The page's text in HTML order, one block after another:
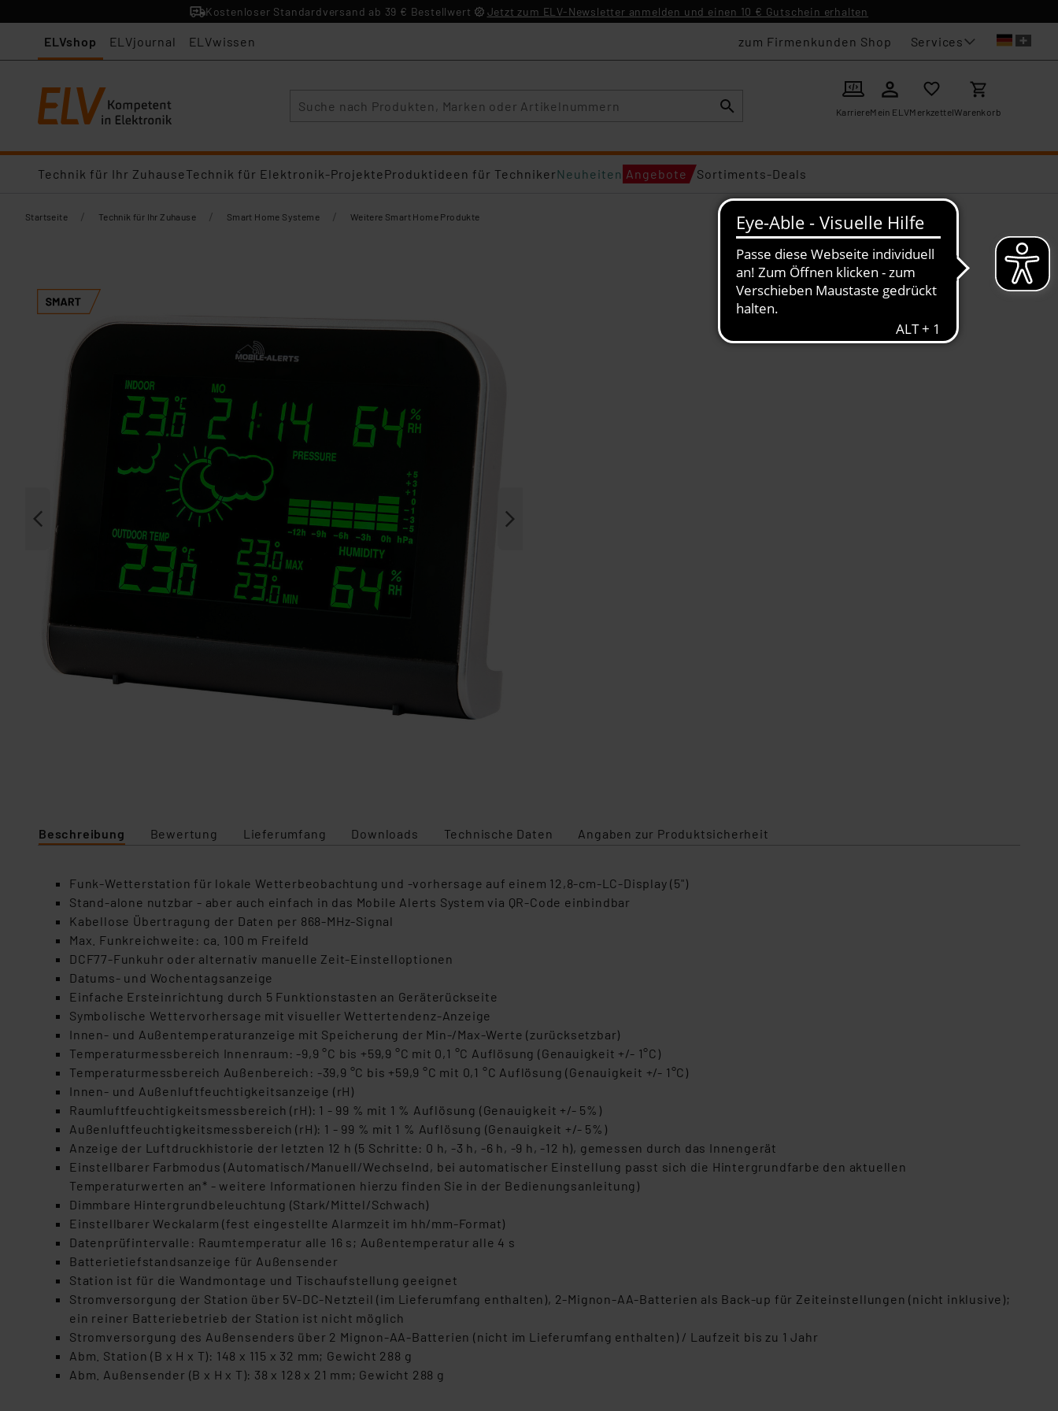
Kostenloser Standardversand ab 39 € Bestellwert Jetzt zum ELV-Newsletter anmelden und einen 10 € Gutschein erhalten
ELVshop ELVjournal ELVwissen zum Firmenkunden Shop Services
KarriereMein ELVMerkzettelWarenkorb
Technik für Ihr ZuhauseTechnik für Elektronik-ProjekteProduktideen für TechnikerNeuheiten Angebote Sortiments-Deals
Startseite / Technik für Ihr Zuhause / Smart Home Systeme / Weitere Smart Home Produkte
Beschreibung Bewertung Lieferumfang Downloads Technische Daten Angaben zur Produktsicherheit
Funk-Wetterstation für lokale Wetterbeobachtung und -vorhersage auf einem 12,8-cm-LC-Display (5")
Stand-alone nutzbar - aber auch einfach in das Mobile Alerts System via QR-Code einbindbar
Kabellose Übertragung der Daten per 868-MHz-Signal
Max. Funkreichweite: ca. 100 m Freifeld
DCF77-Funkuhr oder alternativ manuelle Zeit-Einstelloptionen
Datums- und Wochentagsanzeige
Einfache Ersteinrichtung durch 5 Funktionstasten an Geräterückseite
Symbolische Wettervorhersage mit visueller Wettertendenz-Anzeige
Innen- und Außentemperaturanzeige mit Speicherung der Min-/Max-Werte (zurücksetzbar)
Temperaturmessbereich Innenraum: -9,9 °C bis +59,9 °C mit 0,1 °C Auflösung (Genauigkeit +/- 1°C)
Temperaturmessbereich Außenbereich: -39,9 °C bis +59,9 °C mit 0,1 °C Auflösung (Genauigkeit +/- 1°C)
Innen- und Außenluftfeuchtigkeitsanzeige (rH)
Raumluftfeuchtigkeitsmessbereich (rH): 1 - 99 % mit 1 % Auflösung (Genauigkeit +/- 5%)
Außenluftfeuchtigkeitsmessbereich (rH): 1 - 99 % mit 1 % Auflösung (Genauigkeit +/- 5%)
Anzeige der Luftdruckhistorie der letzten 12 h (5 Schritte: 0 h, -3 h, -6 h, -9 h, -12 h), gemessen durch das Innengerät
Einstellbarer Farbmodus (Automatisch/Manuell/Wechselnd, bei automatischer Einstellung passt sich die Hintergrundfarbe den aktuellen
Temperaturwerten an* - weitere Informationen hierzu finden Sie in der Bedienungsanleitung)
Dimmbare Hintergrundbeleuchtung (Stark/Mittel/Schwach)
Einstellbarer Weckalarm (fest eingestellte Alarmzeit im hh/mm-Format)
Datenprüfintervalle: Raumtemperatur alle 16 s; Außentemperatur alle 4 s
Batterietiefstandsanzeige für Außensender
Station ist für die Wandmontage und Tischaufstellung geeignet
Stromversorgung der Station über 5V-DC-Netzteil (im Lieferumfang enthalten), 2-Mignon-AA-Batterien als Back-up für Zeiteinstellungen (nicht inklusive);
ein reiner Batteriebetrieb der Station ist nicht möglich
Stromversorgung des Außensenders über 2 Mignon-AA-Batterien (nicht im Lieferumfang enthalten) / Laufzeit bis zu 1 Jahr
Abm. Station (B x H x T): 148 x 115 x 32 mm; Gewicht 288 g
Abm. Außensender (B x H x T): 38 x 128 x 21 mm; Gewicht 288 g